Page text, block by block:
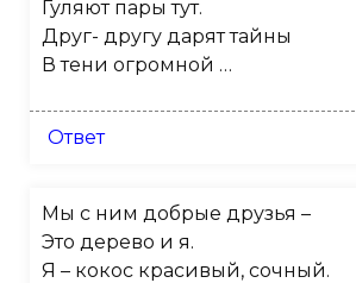
Гуляют пары тут.
Друг- другу дарят тайны
В тени огромной …
Ответ
Мы с ним добрые друзья –
Это дерево и я.
Я – кокос красивый, сочный.